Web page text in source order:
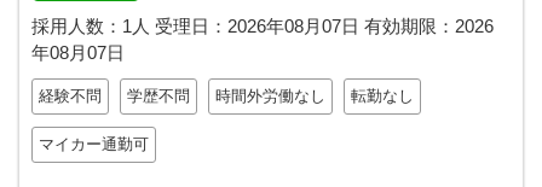
採用人数：1人 受理日： 2026年08月07日 有効期限： 2026
年08月07日
経験不問 学歴不問 時間外労働なし 転勤なし
マイカー通勤可